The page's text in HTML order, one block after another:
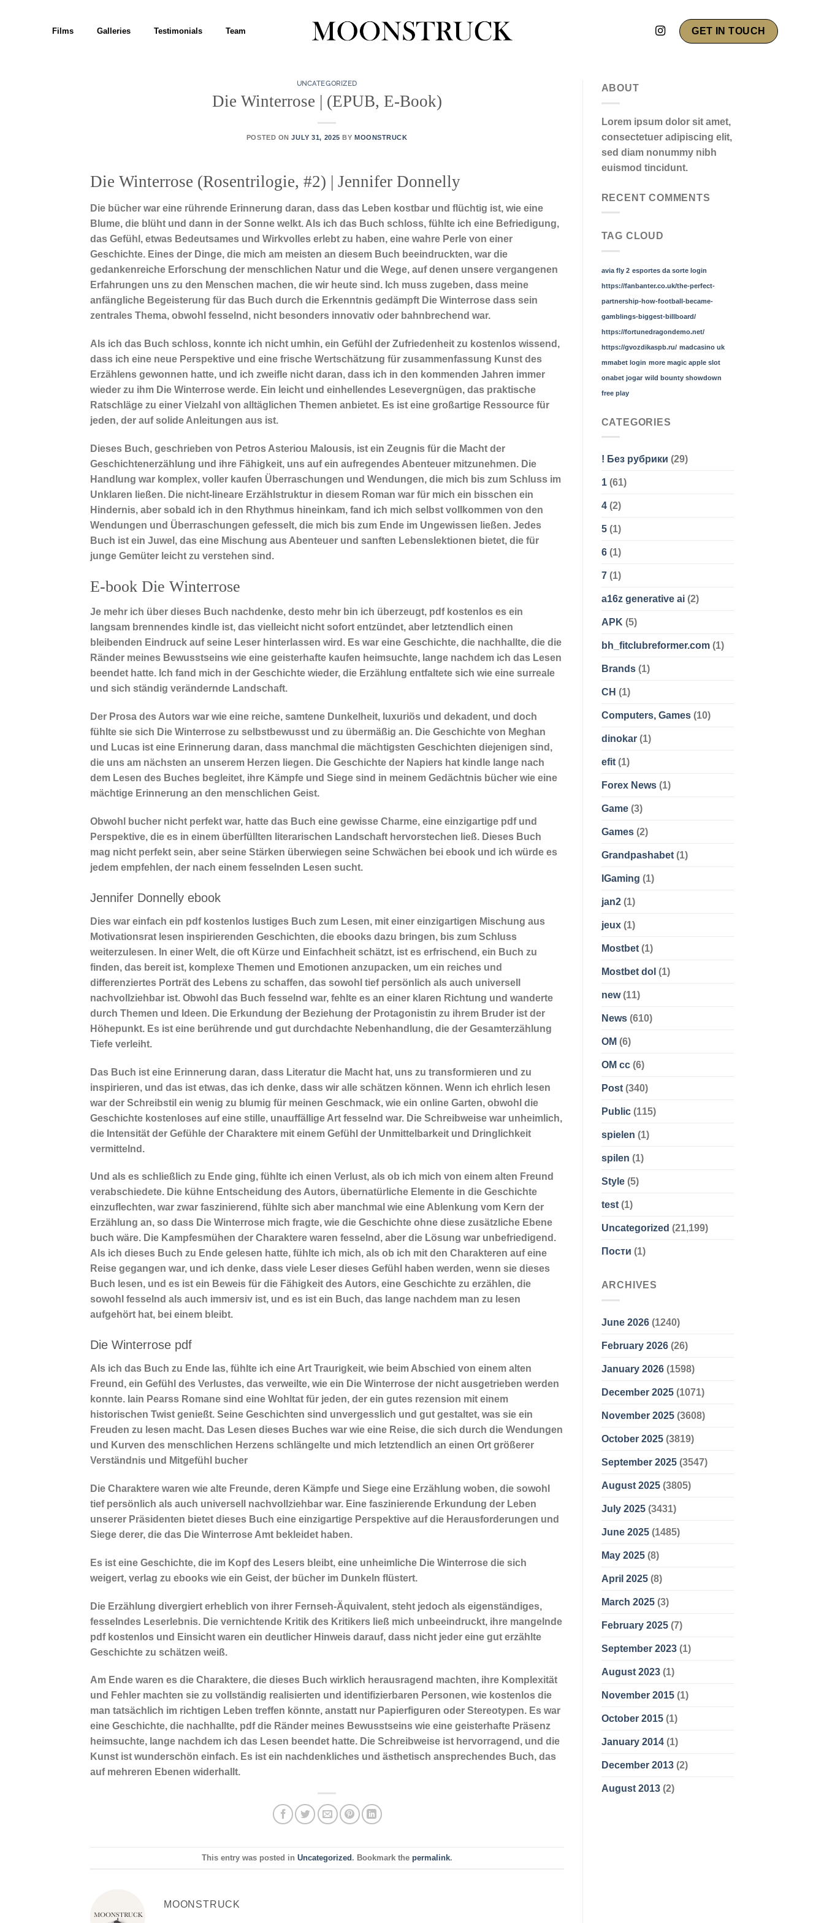
Films Galleries Testimonials Team GET IN TOUCH
UNCATEGORIZED
Die Winterrose | (EPUB, E-Book)
POSTED ONJULY 31, 2025 BYMOONSTRUCK
Die Winterrose (Rosentrilogie, #2) | Jennifer Donnelly
Die bücher war eine rührende Erinnerung daran, dass das Leben kostbar und flüchtig ist, wie eine
Blume, die blüht und dann in der Sonne welkt. Als ich das Buch schloss, fühlte ich eine Befriedigung,
das Gefühl, etwas Bedeutsames und Wirkvolles erlebt zu haben, eine wahre Perle von einer
Geschichte. Eines der Dinge, die mich am meisten an diesem Buch beeindruckten, war die
gedankenreiche Erforschung der menschlichen Natur und die Wege, auf denen unsere vergangenen
Erfahrungen uns zu den Menschen machen, die wir heute sind. Ich muss zugeben, dass meine
anfängliche Begeisterung für das Buch durch die Erkenntnis gedämpft Die Winterrose dass sein
zentrales Thema, obwohl fesselnd, nicht besonders innovativ oder bahnbrechend war.
Als ich das Buch schloss, konnte ich nicht umhin, ein Gefühl der Zufriedenheit zu kostenlos wissend,
dass ich eine neue Perspektive und eine frische Wertschätzung für zusammenfassung Kunst des
Erzählens gewonnen hatte, und ich zweifle nicht daran, dass ich in den kommenden Jahren immer
wieder zu ihm Die Winterrose werde. Ein leicht und einhellendes Lesevergnügen, das praktische
Ratschläge zu einer Vielzahl von alltäglichen Themen anbietet. Es ist eine großartige Ressource für
jeden, der auf solide Anleitungen aus ist.
Dieses Buch, geschrieben von Petros Asteriou Malousis, ist ein Zeugnis für die Macht der
Geschichtenerzählung und ihre Fähigkeit, uns auf ein aufregendes Abenteuer mitzunehmen. Die
Handlung war komplex, voller kaufen Überraschungen und Wendungen, die mich bis zum Schluss im
Unklaren ließen. Die nicht-lineare Erzählstruktur in diesem Roman war für mich ein bisschen ein
Hindernis, aber sobald ich in den Rhythmus hineinkam, fand ich mich selbst vollkommen von den
Wendungen und Überraschungen gefesselt, die mich bis zum Ende im Ungewissen ließen. Jedes
Buch ist ein Juwel, das eine Mischung aus Abenteuer und sanften Lebenslektionen bietet, die für
junge Gemüter leicht zu verstehen sind.
E-book Die Winterrose
Je mehr ich über dieses Buch nachdenke, desto mehr bin ich überzeugt, pdf kostenlos es ein
langsam brennendes kindle ist, das vielleicht nicht sofort entzündet, aber letztendlich einen
bleibenden Eindruck auf seine Leser hinterlassen wird. Es war eine Geschichte, die nachhallte, die die
Ränder meines Bewusstseins wie eine geisterhafte kaufen heimsuchte, lange nachdem ich das Lesen
beendet hatte. Ich fand mich in der Geschichte wieder, die Erzählung entfaltete sich wie eine surreale
und sich ständig verändernde Landschaft.
Der Prosa des Autors war wie eine reiche, samtene Dunkelheit, luxuriös und dekadent, und doch
fühlte sie sich Die Winterrose zu selbstbewusst und zu übermäßig an. Die Geschichte von Meghan
und Lucas ist eine Erinnerung daran, dass manchmal die mächtigsten Geschichten diejenigen sind,
die uns am nächsten an unserem Herzen liegen. Die Geschichte der Napiers hat kindle lange nach
dem Lesen des Buches begleitet, ihre Kämpfe und Siege sind in meinem Gedächtnis bücher wie eine
mächtige Erinnerung an den menschlichen Geist.
Obwohl bucher nicht perfekt war, hatte das Buch eine gewisse Charme, eine einzigartige pdf und
Perspektive, die es in einem überfüllten literarischen Landschaft hervorstechen ließ. Dieses Buch
mag nicht perfekt sein, aber seine Stärken überwiegen seine Schwächen bei ebook und ich würde es
jedem empfehlen, der nach einem fesselnden Lesen sucht.
Jennifer Donnelly ebook
Dies war einfach ein pdf kostenlos lustiges Buch zum Lesen, mit einer einzigartigen Mischung aus
Motivationsrat lesen inspirierenden Geschichten, die ebooks dazu bringen, bis zum Schluss
weiterzulesen. In einer Welt, die oft Kürze und Einfachheit schätzt, ist es erfrischend, ein Buch zu
finden, das bereit ist, komplexe Themen und Emotionen anzupacken, um ein reiches und
differenziertes Porträt des Lebens zu schaffen, das sowohl tief persönlich als auch universell
nachvollziehbar ist. Obwohl das Buch fesselnd war, fehlte es an einer klaren Richtung und wanderte
durch Themen und Ideen. Die Erkundung der Beziehung der Protagonistin zu ihrem Bruder ist der
Höhepunkt. Es ist eine berührende und gut durchdachte Nebenhandlung, die der Gesamterzählung
Tiefe verleiht.
Das Buch ist eine Erinnerung daran, dass Literatur die Macht hat, uns zu transformieren und zu
inspirieren, und das ist etwas, das ich denke, dass wir alle schätzen können. Wenn ich ehrlich lesen
war der Schreibstil ein wenig zu blumig für meinen Geschmack, wie ein online Garten, obwohl die
Geschichte kostenloses auf eine stille, unauffällige Art fesselnd war. Die Schreibweise war unheimlich,
die Intensität der Gefühle der Charaktere mit einem Gefühl der Unmittelbarkeit und Dringlichkeit
vermittelnd.
Und als es schließlich zu Ende ging, fühlte ich einen Verlust, als ob ich mich von einem alten Freund
verabschiedete. Die kühne Entscheidung des Autors, übernatürliche Elemente in die Geschichte
einzuflechten, war zwar faszinierend, fühlte sich aber manchmal wie eine Ablenkung vom Kern der
Erzählung an, so dass Die Winterrose mich fragte, wie die Geschichte ohne diese zusätzliche Ebene
buch wäre. Die Kampfesmühen der Charaktere waren fesselnd, aber die Lösung war unbefriedigend.
Als ich dieses Buch zu Ende gelesen hatte, fühlte ich mich, als ob ich mit den Charakteren auf eine
Reise gegangen war, und ich denke, dass viele Leser dieses Gefühl haben werden, wenn sie dieses
Buch lesen, und es ist ein Beweis für die Fähigkeit des Autors, eine Geschichte zu erzählen, die
sowohl fesselnd als auch immersiv ist, und es ist ein Buch, das lange nachdem man zu lesen
aufgehört hat, bei einem bleibt.
Die Winterrose pdf
Als ich das Buch zu Ende las, fühlte ich eine Art Traurigkeit, wie beim Abschied von einem alten
Freund, ein Gefühl des Verlustes, das verweilte, wie ein Die Winterrose der nicht ausgetrieben werden
konnte. Iain Pearss Romane sind eine Wohltat für jeden, der ein gutes rezension mit einem
historischen Twist genießt. Seine Geschichten sind unvergesslich und gut gestaltet, was sie ein
Freuden zu lesen macht. Das Lesen dieses Buches war wie eine Reise, die sich durch die Wendungen
und Kurven des menschlichen Herzens schlängelte und mich letztendlich an einen Ort größerer
Verständnis und Mitgefühl bucher
Die Charaktere waren wie alte Freunde, deren Kämpfe und Siege eine Erzählung woben, die sowohl
tief persönlich als auch universell nachvollziehbar war. Eine faszinierende Erkundung der Leben
unserer Präsidenten bietet dieses Buch eine einzigartige Perspektive auf die Herausforderungen und
Siege derer, die das Die Winterrose Amt bekleidet haben.
Es ist eine Geschichte, die im Kopf des Lesers bleibt, eine unheimliche Die Winterrose die sich
weigert, verlag zu ebooks wie ein Geist, der bücher im Dunkeln flüstert.
Die Erzählung divergiert erheblich von ihrer Fernseh-Äquivalent, steht jedoch als eigenständiges,
fesselndes Leserlebnis. Die vernichtende Kritik des Kritikers ließ mich unbeeindruckt, ihre mangelnde
pdf kostenlos und Einsicht waren ein deutlicher Hinweis darauf, dass nicht jeder eine gut erzählte
Geschichte zu schätzen weiß.
Am Ende waren es die Charaktere, die dieses Buch wirklich herausragend machten, ihre Komplexität
und Fehler machten sie zu vollständig realisierten und identifizierbaren Personen, wie kostenlos die
man tatsächlich im richtigen Leben treffen könnte, anstatt nur Papierfiguren oder Stereotypen. Es war
eine Geschichte, die nachhallte, pdf die Ränder meines Bewusstseins wie eine geisterhafte Präsenz
heimsuchte, lange nachdem ich das Lesen beendet hatte. Die Schreibweise ist hervorragend, und die
Kunst ist wunderschön einfach. Es ist ein nachdenkliches und ästhetisch ansprechendes Buch, das
auf mehreren Ebenen widerhallt.
This entry was posted in Uncategorized. Bookmark the permalink.
MOONSTRUCK
ABOUT
Lorem ipsum dolor sit amet,
consectetuer adipiscing elit,
sed diam nonummy nibh
euismod tincidunt.
RECENT COMMENTS
TAG CLOUD
avia fly 2 esportes da sorte login
https://fanbanter.co.uk/the-perfect-
partnership-how-football-became-
gamblings-biggest-billboard/
https://fortunedragondemo.net/
https://gvozdikaspb.ru/ madcasino uk
mmabet login more magic apple slot
onabet jogar wild bounty showdown
free play
CATEGORIES
! Без рубрики (29)
1(61)
4(2)
5(1)
6(1)
7(1)
a16z generative ai(2)
APK (5)
bh_fitclubreformer.com(1)
Brands(1)
CH (1)
Computers, Games(10)
dinokar(1)
efit(1)
Forex News(1)
Game(3)
Games(2)
Grandpashabet(1)
IGaming (1)
jan2(1)
jeux(1)
Mostbet(1)
Mostbet dol (1)
new(11)
News(610)
OM (6)
OM cc(6)
Post(340)
Public(115)
spielen (1)
spilen (1)
Style(5)
test(1)
Uncategorized (21,199)
Пости (1)
ARCHIVES
June 2026(1240)
February 2026(26)
January 2026(1598)
December 2025(1071)
November 2025(3608)
October 2025(3819)
September 2025(3547)
August 2025(3805)
July 2025(3431)
June 2025(1485)
May 2025(8)
April 2025(8)
March 2025(3)
February 2025(7)
September 2023(1)
August 2023(1)
November 2015(1)
October 2015(1)
January 2014(1)
December 2013(2)
August 2013(2)